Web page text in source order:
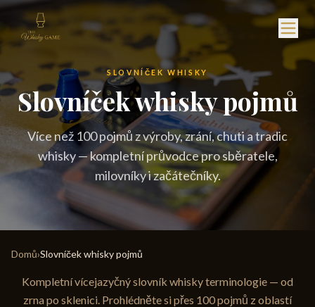
SLOVNÍČEK WHISKY
Slovníček whisky pojmů
Více než 100 pojmů z výroby, zrání, chuti a tradic
whisky — kompletní průvodce pro sběratele,
milovníky i začátečníky.
Domů›Slovníček whisky pojmů
Kompletní vícejazyčný slovník whisky terminologie — od
zrna po sklenici. Prohlédněte si přes 100 pojmů z oblastí